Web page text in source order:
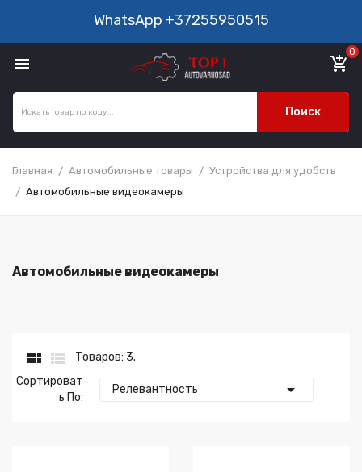
WhatsApp +37255950515
 add_shopping_cart
0
Поиск
Главная Автомобильные товары
Устройства для удобств
Автомобильные видеокамеры
Автомобильные видеокамеры
 
Товаров: 3.
Сортироват
Ь По:
Релевантность 